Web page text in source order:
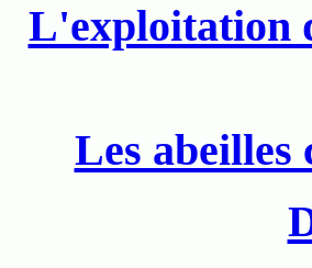
L'exploitation
Les abeilles